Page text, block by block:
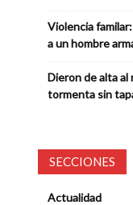
Violencia
a un hombre
Dieron de alta al
tormenta sin
SECCIONES
Actualidad